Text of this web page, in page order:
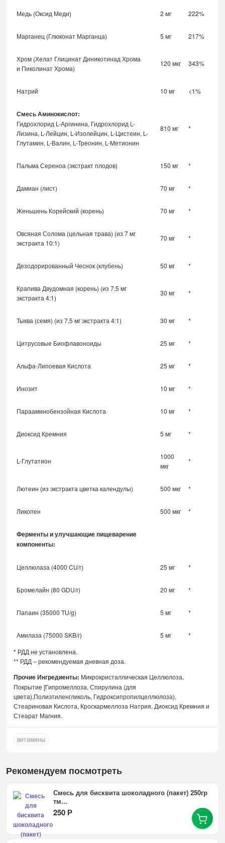
Медь (Оксид Меди) 2 мг 222%
Марганец (Глюконат Марганца) 5 мг 217%
Хром (Хелат Глицинат Диникотинад Хрома
и Пиколинат Хрома)
120 мкг 343%
Натрий 10 мг <1%
Смесь Аминокислот:
Гидрохлорид L-Аргинина, Гидрохлорид L-
Лизина, L-Лейцин, L-Изолейцин, L-Цистеин, L-
Глутамин, L-Валин, L-Треонин, L-Метионин
810 мг *
Пальма Сереноа (экстракт плодов) 150 мг *
Дамиан (лист) 70 мг *
Женьшень Корейский (корень) 70 мг *
Овсяная Солома (цельная трава) (из 7 мг
экстракта 10:1)
70 мг *
Дезодорированный Чеснок (клубень) 50 мг *
Крапива Двудомная (корень) (из 7,5 мг
экстракта 4:1)
30 мг *
Тыква (семя) (из 7,5 мг экстракта 4:1) 30 мг *
Цитрусовые Биофлавоноиды 25 мг *
Альфа-Липоевая Кислота 25 мг *
Инозит 10 мг *
Парааминобензойная Кислота 10 мг *
Диоксид Кремния 5 мг *
L-Глутатион
1000
мкг
*
Лютеин (из экстракта цветка календулы) 500 мкг *
Ликопен 500 мкг *
Ферменты и улучшающие пищеварение
компоненты:
Целлюлаза (4000 CU/г) 25 мг *
Бромелайн (80 GDU/г) 20 мг *
Папаин (35000 TU/g) 5 мг *
Амилаза (75000 SKB/г) 5 мг
*
* РДД не установлена.
** РДД – рекомендуемая дневная доза.
Прочие Ингредиенты: Микрокристаллическая Целлюлоза,
Покрытие [Гипромеллоза, Спирулина (для
цвета),Полиэтиленгликоль, Гидроксипропилцеллюлоза),
Стеариновая Кислота, Кроскармеллоза Натрия, Диоксид Кремния и
Стеарат Магния.
витамины
Рекомендуем посмотреть
Смесь для бисквита шоколадного (пакет) 250гр
тм...
250 Р